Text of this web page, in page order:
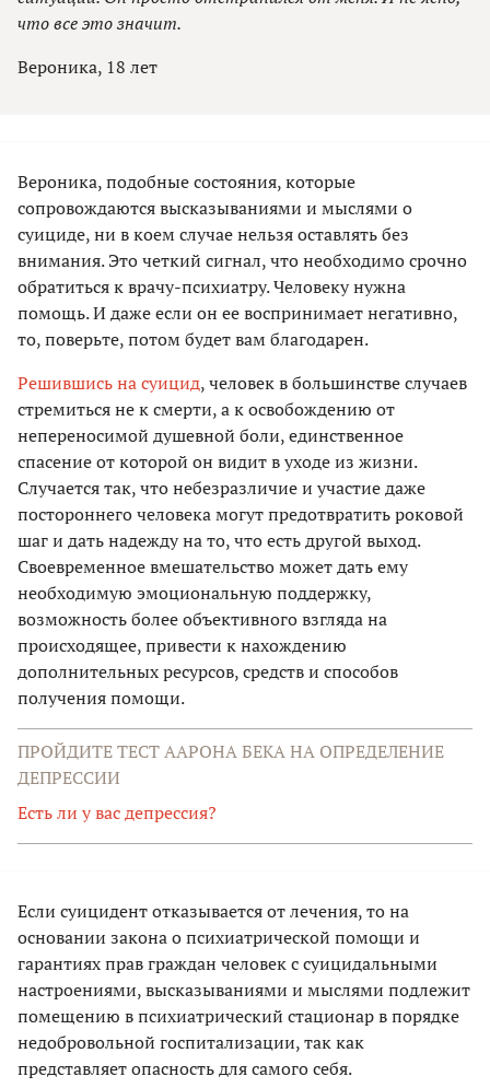
что все это значит.
Вероника, 18 лет
Вероника, подобные состояния, которые
сопровождаются высказываниями и мыслями о
суициде, ни в коем случае нельзя оставлять без
внимания. Это четкий сигнал, что необходимо срочно
обратиться к врачу-психиатру. Человеку нужна
помощь. И даже если он ее воспринимает негативно,
то, поверьте, потом будет вам благодарен.
Решившись на суицид, человек в большинстве случаев
стремиться не к смерти, а к освобождению от
непереносимой душевной боли, единственное
спасение от которой он видит в уходе из жизни.
Случается так, что небезразличие и участие даже
постороннего человека могут предотвратить роковой
шаг и дать надежду на то, что есть другой выход.
Своевременное вмешательство может дать ему
необходимую эмоциональную поддержку,
возможность более объективного взгляда на
происходящее, привести к нахождению
дополнительных ресурсов, средств и способов
получения помощи.
ПРОЙДИТЕ ТЕСТ ААРОНА БЕКА НА ОПРЕДЕЛЕНИЕ
ДЕПРЕССИИ
Есть ли у вас депрессия?
Если суицидент отказывается от лечения, то на
основании закона о психиатрической помощи и
гарантиях прав граждан человек с суицидальными
настроениями, высказываниями и мыслями подлежит
помещению в психиатрический стационар в порядке
недобровольной госпитализации, так как
представляет опасность для самого себя.